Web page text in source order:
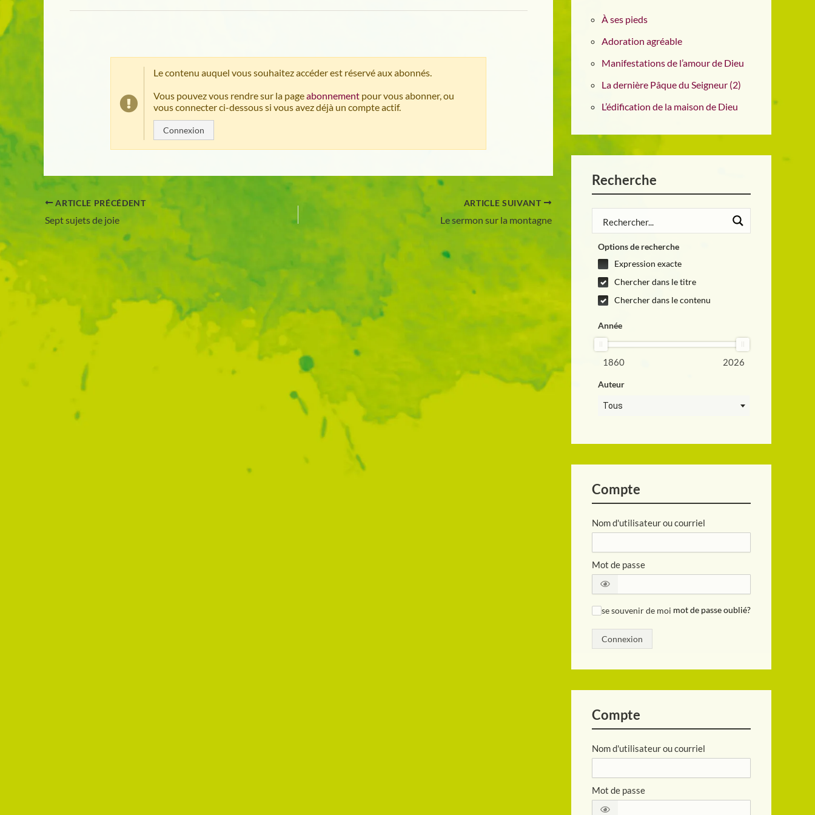
Le contenu auquel vous souhaitez accéder est réservé aux abonnés.
Vous pouvez vous rendre sur la pageabonnement pour vous abonner, ou
vous connecter ci-dessous si vous avez déjà un compte actif.
Connexion
ARTICLE PRÉCÉDENT
Sept sujets de joie
ARTICLE SUIVANT
Le sermon sur la montagne
À ses pieds
Adoration agréable
Manifestations de l’amour de Dieu
La dernière Pâque du Seigneur (2)
L’édification de la maison de Dieu
Recherche
Options de recherche
Expression exacte
Chercher dans le titre
Chercher dans le contenu
Année
1860 2026
Auteur
Tous
Compte
Nom d'utilisateur ou courriel
Mot de passe
se souvenir de moi mot de passe oublié?
Connexion
Compte
Nom d'utilisateur ou courriel
Mot de passe